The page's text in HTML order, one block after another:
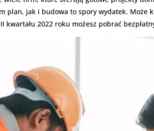
plan, jak i budowa to spory wydatek.
kwartału 2022 roku możesz pobrać